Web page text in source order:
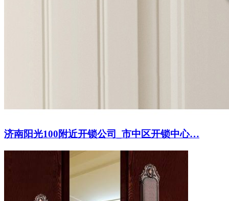
济南阳光100附近开锁公司_市中区开锁中心…